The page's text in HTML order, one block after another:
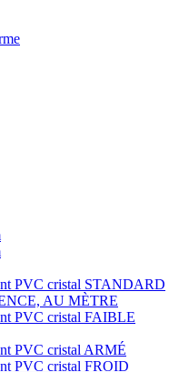
PVC cristal STANDARD
AU MÈTRE
PVC cristal FAIBLE
PVC cristal ARMÉ
PVC cristal FROID